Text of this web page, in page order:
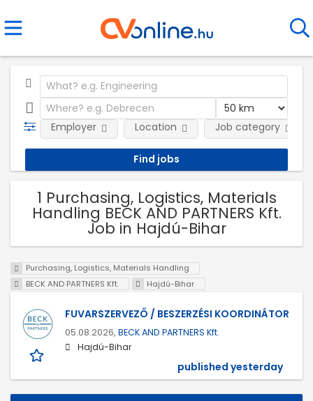
Employer Location Job category
1 Purchasing, Logistics, Materials
Handling BECK AND PARTNERS Kft.
Job in Hajdú-Bihar
Purchasing, Logistics, Materials Handling
BECK AND PARTNERS Kft.
Hajdú-Bihar
FUVARSZERVEZŐ / BESZERZÉSI KOORDINÁTOR
05.08.2026, BECK AND PARTNERS Kft.
Hajdú-Bihar
published yesterday